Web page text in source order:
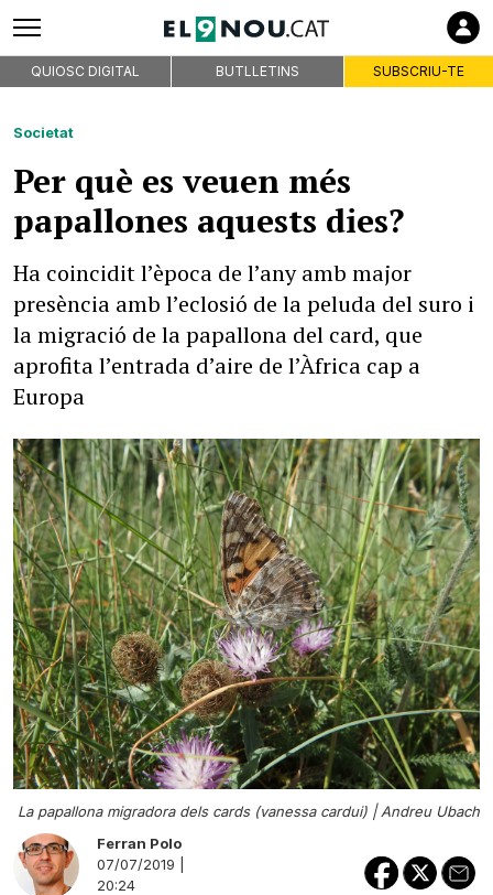
QUIOSC DIGITAL BUTLLETINS SUBSCRIU-TE
Societat
Per què es veuen més
papallones aquests dies?
Ha coincidit l’època de l’any amb major
presència amb l’eclosió de la peluda del suro i
la migració de la papallona del card, que
aprofita l’entrada d’aire de l’Àfrica cap a
Europa
La papallona migradora dels cards (vanessa cardui) |Andreu Ubach
Ferran Polo
07/07/2019 |
20:24